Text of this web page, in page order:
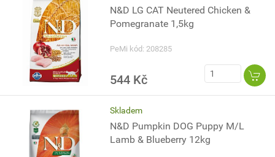
N&D LG CAT Neutered Chicken &
Pomegranate 1,5kg
PeMi kód: 208285
544 Kč
Skladem
N&D Pumpkin DOG Puppy M/L
Lamb & Blueberry 12kg